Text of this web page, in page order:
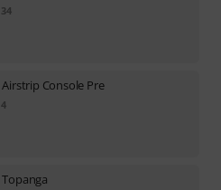
34
Airstrip Console Pre
4
Topanga